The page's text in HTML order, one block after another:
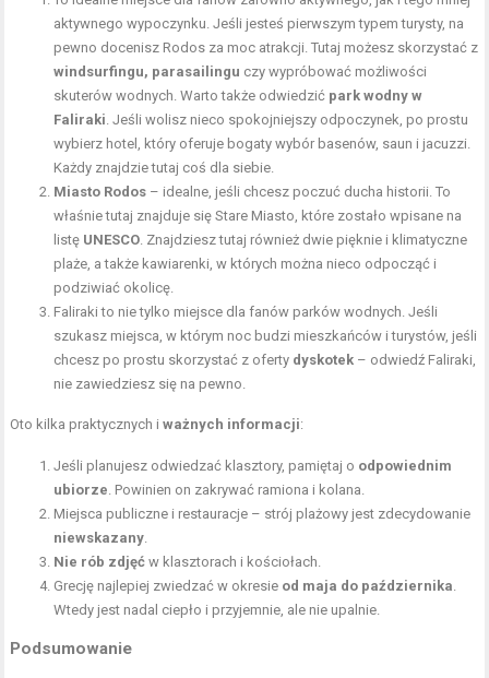
aktywnego wypoczynku. Jeśli jesteś pierwszym typem turysty, na
pewno docenisz Rodos za moc atrakcji. Tutaj możesz skorzystać z
windsurfingu, parasailingu czy wypróbować możliwości
skuterów wodnych. Warto także odwiedzić park wodny w
Faliraki . Jeśli wolisz nieco spokojniejszy odpoczynek, po prostu
wybierz hotel, który oferuje bogaty wybór basenów, saun i jacuzzi.
Każdy znajdzie tutaj coś dla siebie.
Miasto Rodos – idealne, jeśli chcesz poczuć ducha historii. To
właśnie tutaj znajduje się Stare Miasto, które zostało wpisane na
listę UNESCO . Znajdziesz tutaj również dwie pięknie i klimatyczne
plaże, a także kawiarenki, w których można nieco odpocząć i
podziwiać okolicę.
Faliraki to nie tylko miejsce dla fanów parków wodnych. Jeśli
szukasz miejsca, w którym noc budzi mieszkańców i turystów, jeśli
chcesz po prostu skorzystać z oferty dyskotek – odwiedź Faliraki,
nie zawiedziesz się na pewno.
Oto kilka praktycznych iważnych informacji:
Jeśli planujesz odwiedzać klasztory, pamiętaj o odpowiednim
ubiorze . Powinien on zakrywać ramiona i kolana.
Miejsca publiczne i restauracje – strój plażowy jest zdecydowanie
niewskazany
Nie rób zdjęć w klasztorach i kościołach.
Grecję najlepiej zwiedzać w okresie od maja do października
Wtedy jest nadal ciepło i przyjemnie, ale nie upalnie.
Podsumowanie